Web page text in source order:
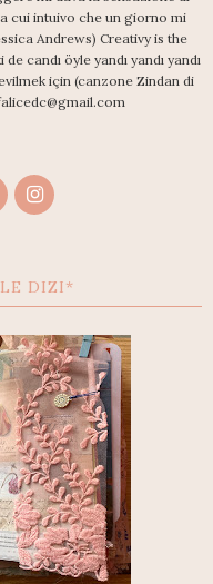
cui intuivo che un giorno mi
Andrews) Creativy is the
candı öyle yandı yandı yandı
için (canzone Zindan di
DIZI*